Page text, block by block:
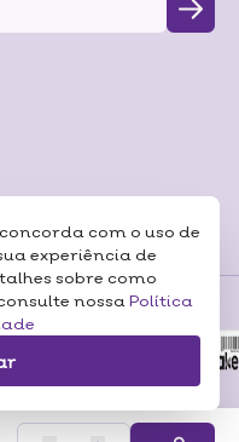
com o uso de
experiência de
sobre como
nossa Política